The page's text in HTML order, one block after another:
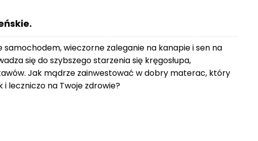
samochodem, wieczorne zaleganie na kanapie i sen na
się do szybszego starzenia się kręgosłupa,
Jak mądrze zainwestować w dobry materac, który
i leczniczo na Twoje zdrowie?